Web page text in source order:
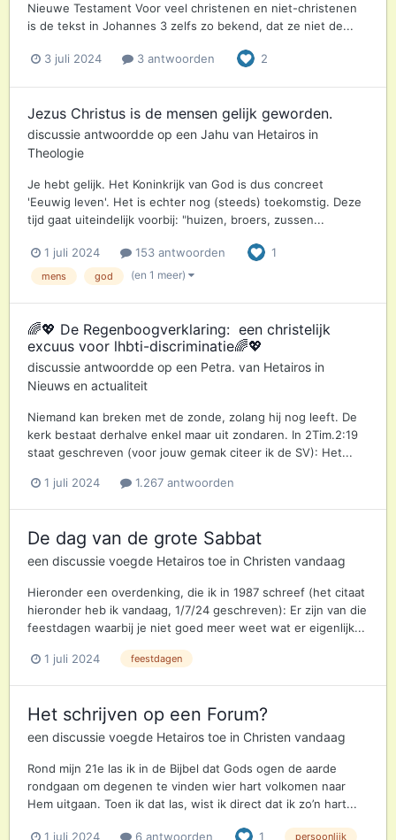
Nieuwe Testament Voor veel christenen en niet-christenen
is de tekst in Johannes 3 zelfs zo bekend, dat ze niet de...
3 juli 2024 3 antwoorden 2
Jezus Christus is de mensen gelijk geworden.
discussie antwoordde op een Jahu van Hetairos in
Theologie
Je hebt gelijk. Het Koninkrijk van God is dus concreet
'Eeuwig leven'. Het is echter nog (steeds) toekomstig. Deze
tijd gaat uiteindelijk voorbij: "huizen, broers, zussen...
1 juli 2024 153 antwoorden 1
mens god (en 1 meer)
🌈💖 De Regenboogverklaring: ​ een christelijk
excuus voor lhbti-discriminatie🌈💖 ​
discussie antwoordde op een Petra. van Hetairos in
Nieuws en actualiteit
Niemand kan breken met de zonde, zolang hij nog leeft. De
kerk bestaat derhalve enkel maar uit zondaren. In 2Tim.2:19
staat geschreven (voor jouw gemak citeer ik de SV): Het...
1 juli 2024 1.267 antwoorden
De dag van de grote Sabbat
een discussie voegde Hetairos toe in Christen vandaag
Hieronder een overdenking, die ik in 1987 schreef (het citaat
hieronder heb ik vandaag, 1/7/24 geschreven): Er zijn van die
feestdagen waarbij je niet goed meer weet wat er eigenlijk...
1 juli 2024 feestdagen
Het schrijven op een Forum?
een discussie voegde Hetairos toe in Christen vandaag
Rond mijn 21e las ik in de Bijbel dat Gods ogen de aarde
rondgaan om degenen te vinden wier hart volkomen naar
Hem uitgaan. Toen ik dat las, wist ik direct dat ik zo’n hart...
1 juli 2024 6 antwoorden 1 persoonlijk